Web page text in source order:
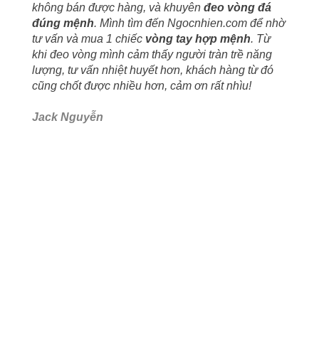
không bán được hàng, và khuyên đeo vòng đá
đúng mệnh. Mình tìm đến Ngocnhien.com để nhờ
tư vấn và mua 1 chiếc vòng tay hợp mệnh. Từ
khi đeo vòng mình cảm thấy người tràn trề năng
lượng, tư vấn nhiệt huyết hơn, khách hàng từ đó
cũng chốt được nhiều hơn, cảm ơn rất nhìu!
Jack Nguyễn